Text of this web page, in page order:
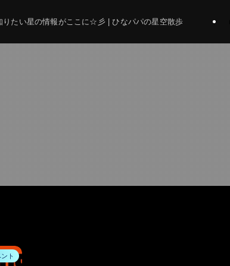
りたい星の情報がここに☆彡 | ひなパパの星空散歩
ト